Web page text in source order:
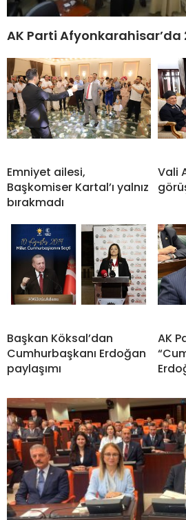
AK Parti Afyonkarahisar’da
Emniyet ailesi,
Başkomiser Kartal’ı yalnız
bırakmadı
Vali
Başkan Köksal’dan
Cumhurbaşkanı Erdoğan
paylaşımı
AK